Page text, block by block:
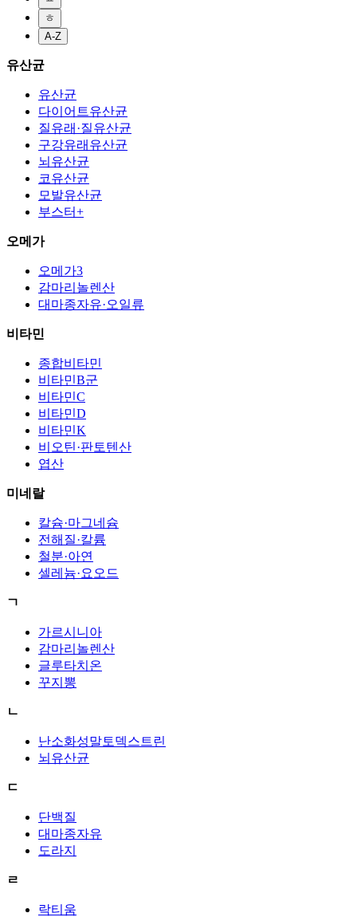
ㅎ
A-Z
유산균
유산균
다이어트유산균
질유래·질유산균
구강유래유산균
뇌유산균
코유산균
모발유산균
부스터+
오메가
오메가3
감마리놀렌산
대마종자유·오일류
비타민
종합비타민
비타민B군
비타민C
비타민D
비타민K
비오틴·판토텐산
엽산
미네랄
칼슘·마그네슘
전해질·칼륨
철분·아연
셀레늄·요오드
ㄱ
가르시니아
감마리놀렌산
글루타치온
꾸지뽕
ㄴ
난소화성말토덱스트린
뇌유산균
ㄷ
단백질
대마종자유
도라지
ㄹ
락티움